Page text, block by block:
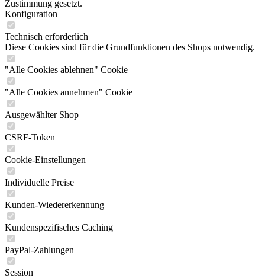
Zustimmung gesetzt.
Konfiguration
Technisch erforderlich
Diese Cookies sind für die Grundfunktionen des Shops notwendig.
"Alle Cookies ablehnen" Cookie
"Alle Cookies annehmen" Cookie
Ausgewählter Shop
CSRF-Token
Cookie-Einstellungen
Individuelle Preise
Kunden-Wiedererkennung
Kundenspezifisches Caching
PayPal-Zahlungen
Session